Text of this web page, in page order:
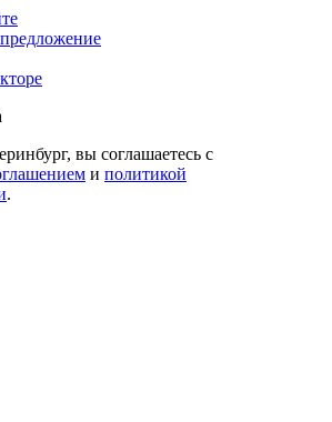
вы соглашаетесь с
и политикой
.